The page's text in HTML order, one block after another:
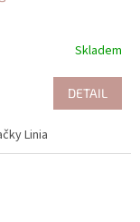
Skladem
DETAIL
Linia